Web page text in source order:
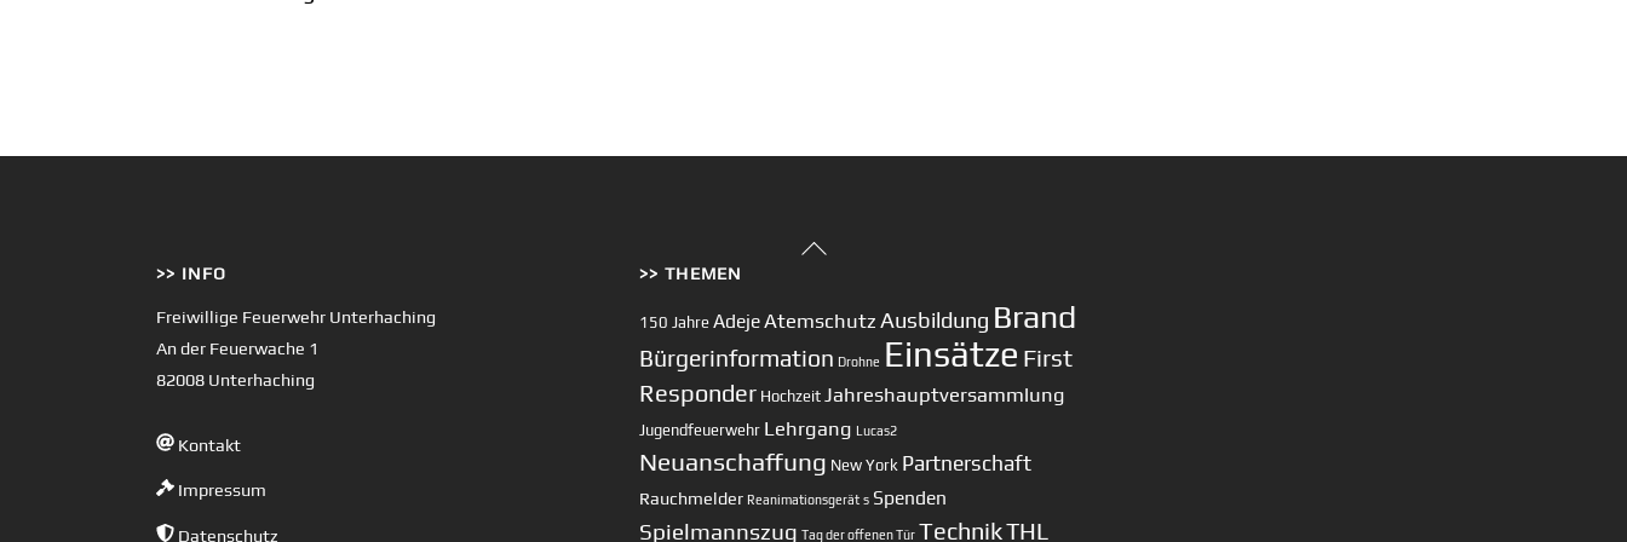
Back
>> INFO
Freiwillige Feuerwehr Unterhaching
An der Feuerwache 1
82008 Unterhaching
Kontakt
Impressum
Datenschutz
>> THEMEN
150 Jahre AdejeAtemschutz Ausbildung Brand
Bürgerinformation Drohne Einsätze First
Responder Hochzeit Jahreshauptversammlung
Jugendfeuerwehr Lehrgang Lucas2
Neuanschaffung New York Partnerschaft
Rauchmelder Reanimationsgerät s Spenden
Spielmannszug Tag der offenen Tür TechnikTHL